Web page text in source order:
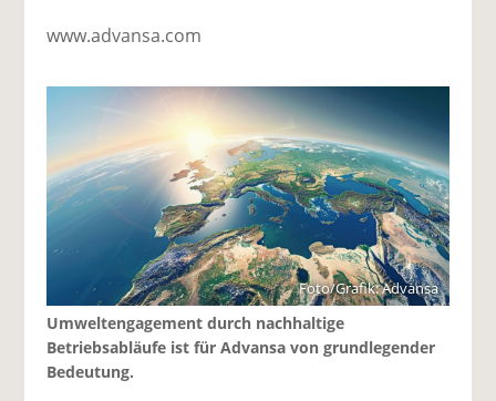
www.advansa.com
Foto/Grafik: Advansa
Umweltengagement durch nachhaltige
Betriebsabläufe ist für Advansa von grundlegender
Bedeutung.